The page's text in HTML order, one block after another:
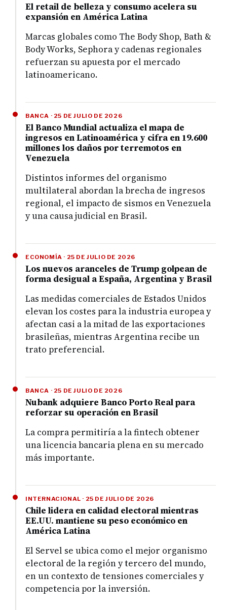
El retail de belleza y consumo acelera su
expansión en América Latina
Marcas globales como The Body Shop, Bath &
Body Works, Sephora y cadenas regionales
refuerzan su apuesta por el mercado
latinoamericano.
BANCA · 25 DE JULIO DE 2026
El Banco Mundial actualiza el mapa de
ingresos en Latinoamérica y cifra en 19.600
millones los daños por terremotos en
Venezuela
Distintos informes del organismo
multilateral abordan la brecha de ingresos
regional, el impacto de sismos en Venezuela
y una causa judicial en Brasil.
ECONOMÍA · 25 DE JULIO DE 2026
Los nuevos aranceles de Trump golpean de
forma desigual a España, Argentina y Brasil
Las medidas comerciales de Estados Unidos
elevan los costes para la industria europea y
afectan casi a la mitad de las exportaciones
brasileñas, mientras Argentina recibe un
trato preferencial.
BANCA · 25 DE JULIO DE 2026
Nubank adquiere Banco Porto Real para
reforzar su operación en Brasil
La compra permitiría a la fintech obtener
una licencia bancaria plena en su mercado
más importante.
INTERNACIONAL · 25 DE JULIO DE 2026
Chile lidera en calidad electoral mientras
EE.UU. mantiene su peso económico en
América Latina
El Servel se ubica como el mejor organismo
electoral de la región y tercero del mundo,
en un contexto de tensiones comerciales y
competencia por la inversión.